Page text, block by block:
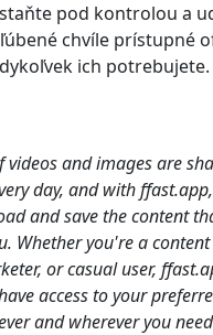
pod kontrolou a
chvíle prístupné
ich potrebujete.
videos and images are
day, and with
and save the content
Whether you're a content
or casual user,
access to your
and wherever you